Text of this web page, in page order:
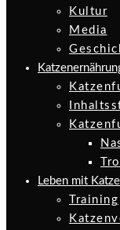
Kultur
Media
Leben mit
Training